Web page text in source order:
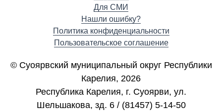
Для СМИ
Нашли ошибку?
Политика конфиденциальности
Пользовательское соглашение
© Суоярвский муниципальный округ Республики
Карелия, 2026
Республика Карелия, г. Cуоярви, ул.
Шельшакова, зд. 6 / (81457) 5-14-50